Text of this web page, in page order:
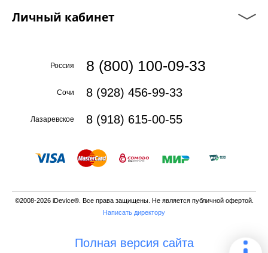
Личный кабинет
Россия 8 (800) 100-09-33
Сочи 8 (928) 456-99-33
Лазаревское 8 (918) 615-00-55
©2008-2026 iDevice®. Все права защищены. Не является публичной офертой.
Написать директору
Полная версия сайта